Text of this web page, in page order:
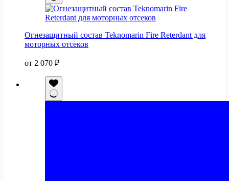
Огнезащитный состав Teknomarin Fire Reterdant для
моторных отсеков
от 2 070 ₽